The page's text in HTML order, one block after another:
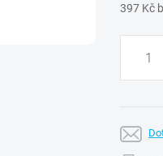
397 Kč